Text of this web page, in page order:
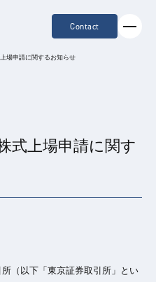
Contact
場申請に関するお知らせ
式上場申請に関す
（以下「東京証券取引所」とい